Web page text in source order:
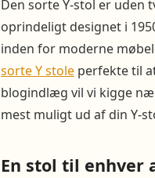
Den sorte Y-stol er uden
oprindeligt designet i
inden for moderne
sorte Y stole perfekte til
blogindlæg vil vi kigge
mest muligt ud af din Y-
En stol til enhver